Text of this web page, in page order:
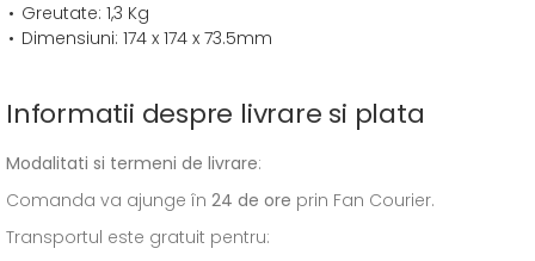
Greutate: 1,3 Kg
Dimensiuni: 174 x 174 x 73.5mm
Informatii despre livrare si plata
Modalitati si termeni de livrare:
Comanda va ajunge în 24 de ore prin Fan Courier.
Transportul este gratuit pentru: